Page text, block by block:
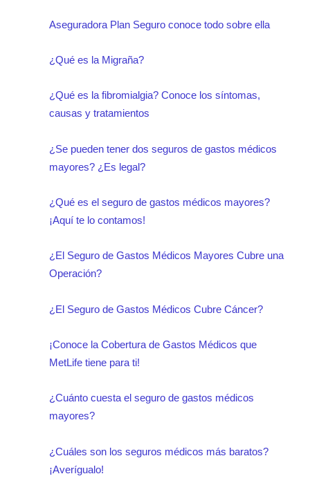
Aseguradora Plan Seguro conoce todo sobre ella
¿Qué es la Migraña?
¿Qué es la fibromialgia? Conoce los síntomas,
causas y tratamientos
¿Se pueden tener dos seguros de gastos médicos
mayores? ¿Es legal?
¿Qué es el seguro de gastos médicos mayores?
¡Aquí te lo contamos!
¿El Seguro de Gastos Médicos Mayores Cubre una
Operación?
¿El Seguro de Gastos Médicos Cubre Cáncer?
¡Conoce la Cobertura de Gastos Médicos que
MetLife tiene para ti!
¿Cuánto cuesta el seguro de gastos médicos
mayores?
¿Cuáles son los seguros médicos más baratos?
¡Averígualo!